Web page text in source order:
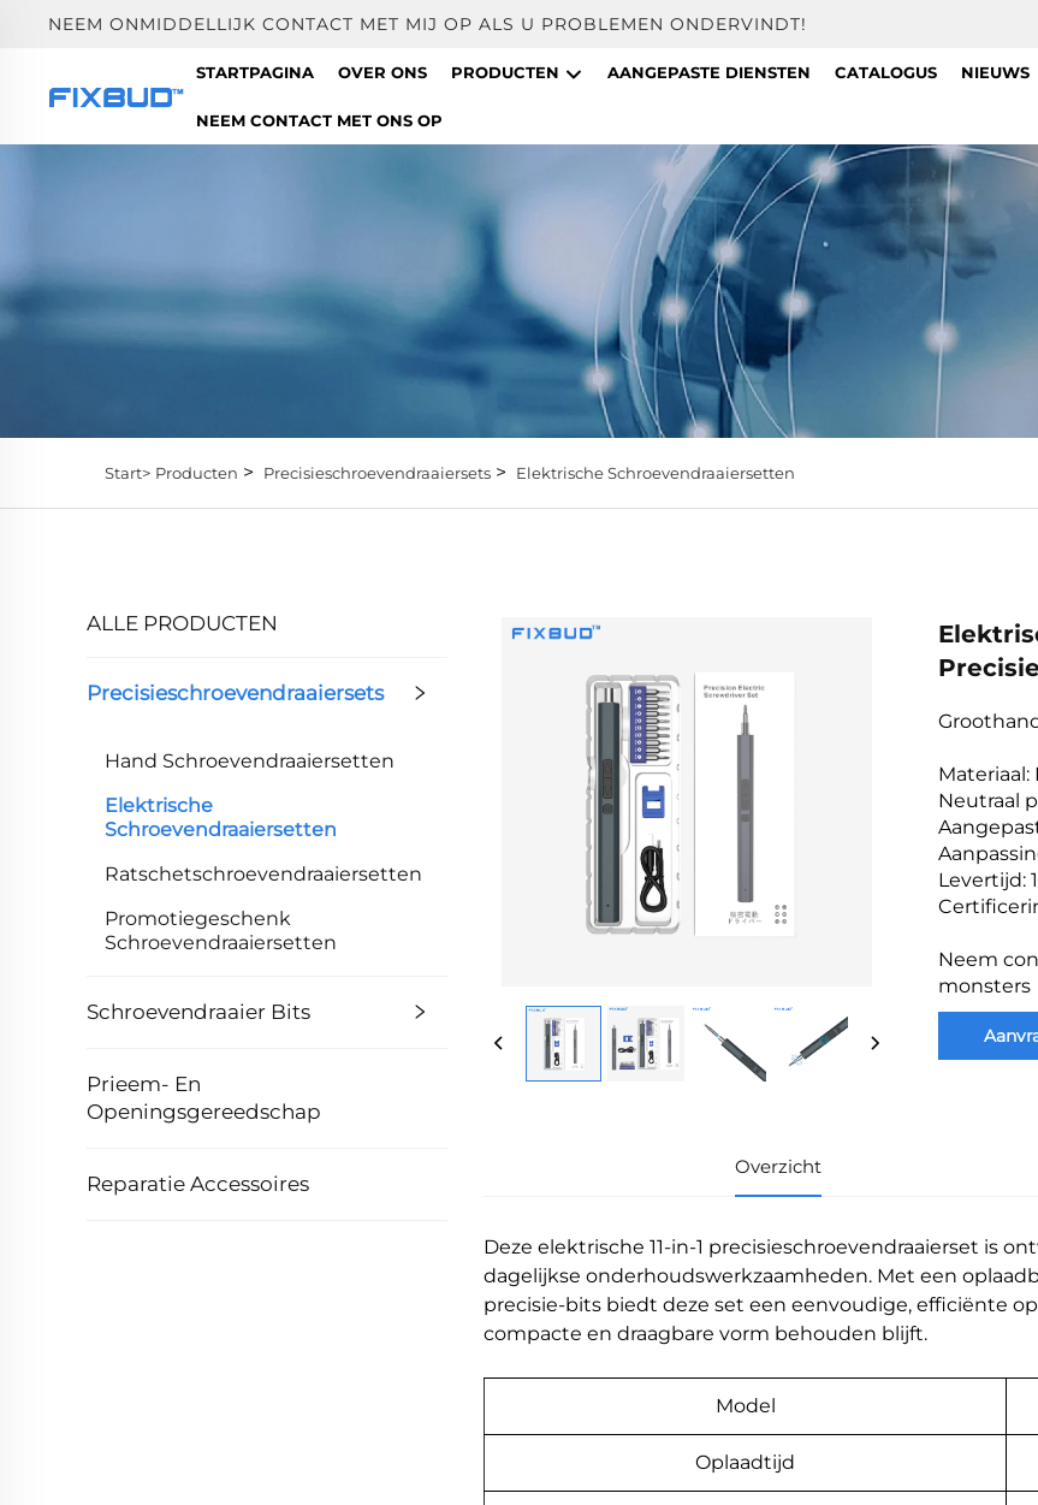
NEEM ONMIDDELLIJK CONTACT MET MIJ OP ALS U PROBLEMEN ONDERVINDT!
STARTPAGINA OVER ONS PRODUCTEN AANGEPASTE DIENSTEN CATALOGUS NIEUWS
NEEM CONTACT MET ONS OP
Start> Producten > Precisieschroevendraaiersets > Elektrische Schroevendraaiersetten
ALLE PRODUCTEN
Precisieschroevendraaiersets
Hand Schroevendraaiersetten
Elektrische
Schroevendraaiersetten
Ratschetschroevendraaiersetten
Promotiegeschenk
Schroevendraaiersetten
Schroevendraaier Bits
Prieem- En
Openingsgereedschap
Reparatie Accessoires
Neutraal
Levertijd:
Neem
monsters
Overzicht
Deze elektrische 11-in-1 precisieschroevendraaierset is
dagelijkse onderhoudswerkzaamheden. Met een
precisie-bits biedt deze set een eenvoudige, efficiënte
compacte en draagbare vorm behouden blijft.
Model
Oplaadtijd